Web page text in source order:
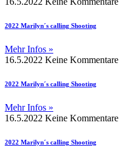
2022 Marilyn´s calling Shooting
Mehr Infos »
16.5.2022 Keine Kommentare
2022 Marilyn´s calling Shooting
Mehr Infos »
16.5.2022 Keine Kommentare
2022 Marilyn´s calling Shooting